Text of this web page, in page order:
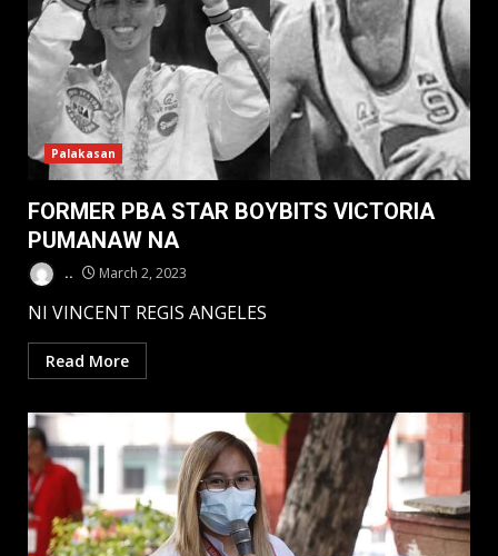
Palakasan
FORMER PBA STAR BOYBITS VICTORIA
PUMANAW NA
.. March 2, 2023
NI VINCENT REGIS ANGELES
Read More